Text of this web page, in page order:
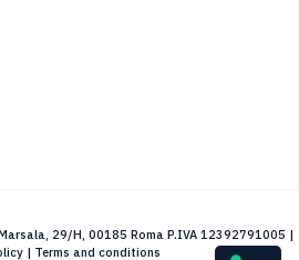
29/H, 00185 Roma P.IVA 12392791005 |
| Terms and conditions